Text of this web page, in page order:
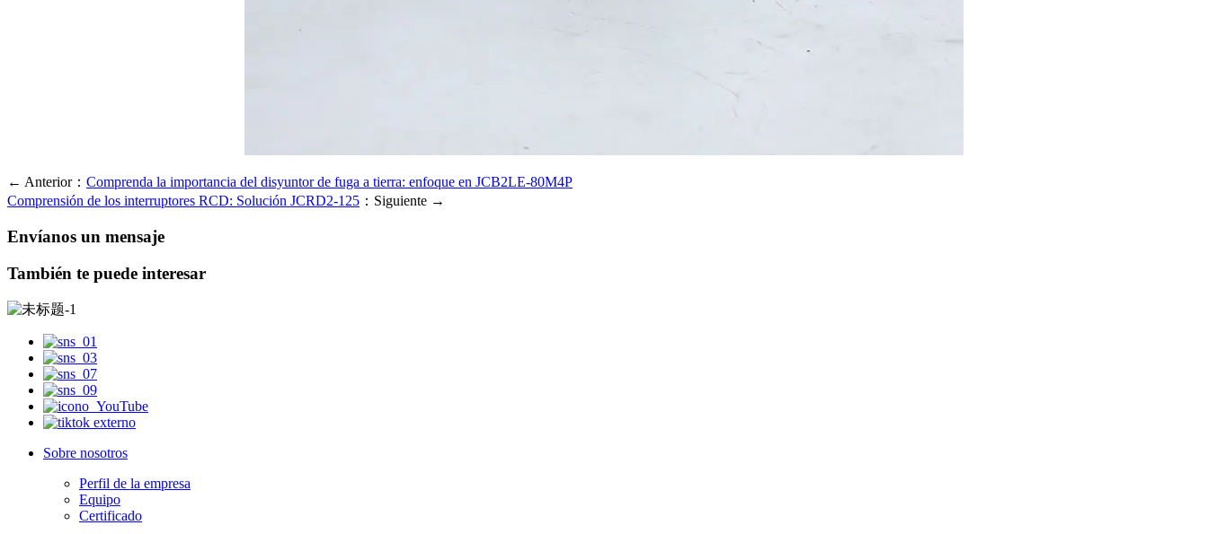
← Anterior： Comprenda la importancia del disyuntor de fuga a tierra: enfoque en JCB2LE-80M4P
Comprensión de los interruptores RCD: Solución JCRD2-125 ：Siguiente →
Envíanos un mensaje
También te puede interesar
Sobre nosotros
Perfil de la empresa
Equipo
Certificado